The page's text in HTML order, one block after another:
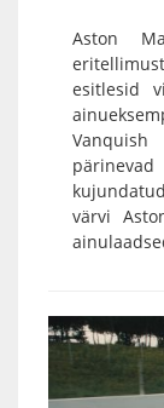
Aston
esitlesid
värvi